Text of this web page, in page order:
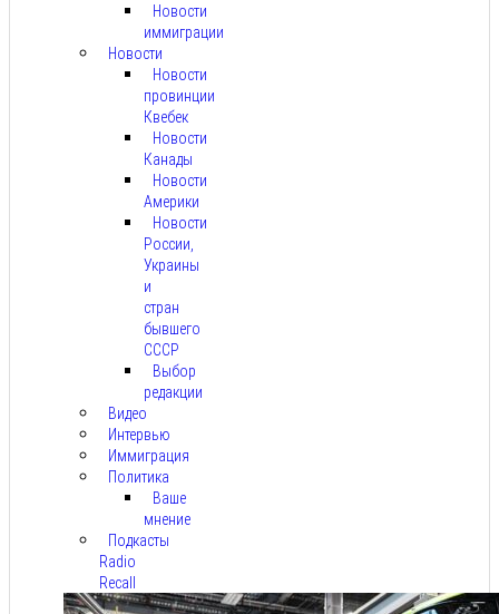
Новости
иммиграции
Новости
Новости
провинции
Квебек
Новости
Канады
Новости
Америки
Новости
России,
Украины
и
стран
бывшего
СССР
Выбор
редакции
Видео
Интервью
Иммиграция
Политика
Ваше
мнение
Подкасты
Radio
Recall